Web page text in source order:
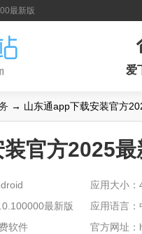
最新版
爱
→ 山东通app下载安装官方
官方2025
应用大小：
最新版
应用语言：
软件
官方网址：